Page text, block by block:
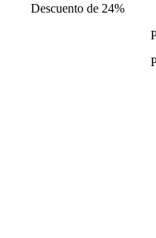
originalactual
Descuento de 24%